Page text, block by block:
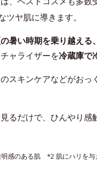
ツヤ肌に導きます。
暑い時期を乗り越える
ャライザーを冷蔵庫で
スキンケアなどがお
るだけで、ひんやり
感のある肌 *2 肌にハリを与